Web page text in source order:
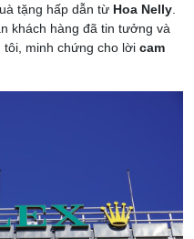
tặng hấp dẫn từ Hoa Nelly
khách hàng đã tin tưởng và
tôi, minh chứng cho lời cam